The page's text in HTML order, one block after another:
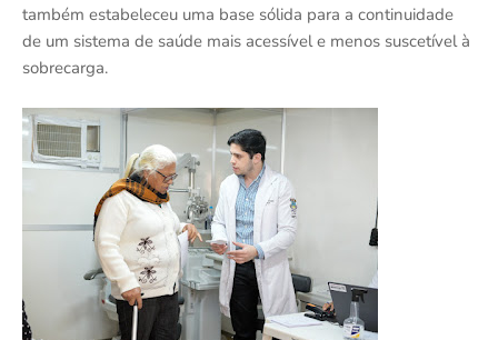
também estabeleceu uma base sólida para a continuidade
de um sistema de saúde mais acessível e menos suscetível à
sobrecarga.